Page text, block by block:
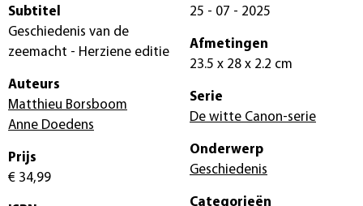
Subtitel
Geschiedenis van de
zeemacht - Herziene editie
Auteurs
Matthieu Borsboom
Anne Doedens
Prijs
€ 34,99
25 - 07 - 2025
Afmetingen
23.5 x 28 x 2.2 cm
Serie
De witte Canon-serie
Onderwerp
Geschiedenis
Categorieën